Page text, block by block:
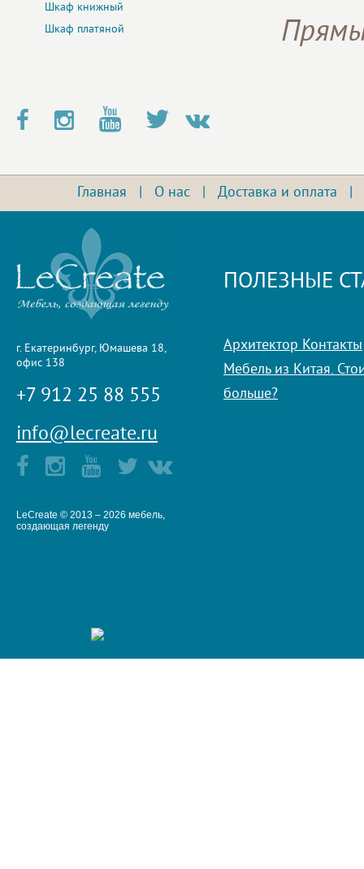
Шкаф книжный
Шкаф платяной
Главная О нас Доставка и оплата
г. Екатеринбург, Юмашева 18,
офис 138
+7 912 25 88 555
info@lecreate.ru
LeCreate © 2013 – 2026 мебель,
создающая легенду
ПОЛЕЗНЫЕ
Архитектор Контакты
Мебель из Китая.
больше?